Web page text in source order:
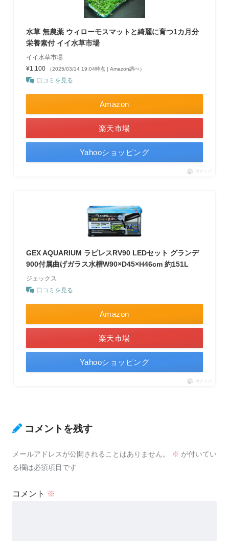
水草 無農薬 ウィローモスマットと綺麗に育つ1カ月分
栄養素付 イイ水草市場
イイ水草市場
¥1,100
（2025/03/14 19:04時点 | Amazon調べ）
口コミを見る
Amazon
楽天市場
Yahooショッピング
ポチップ
GEX AQUARIUM ラピレスRV90 LEDセット グランデ
900付属曲げガラス水槽W90×D45×H46cm 約151L
ジェックス
口コミを見る
Amazon
楽天市場
Yahooショッピング
ポチップ
コメントを残す
メールアドレスが公開されることはありません。 ※ が付いてい
る欄は必須項目です
コメント ※